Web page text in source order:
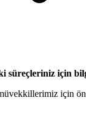
süreçleriniz için
için